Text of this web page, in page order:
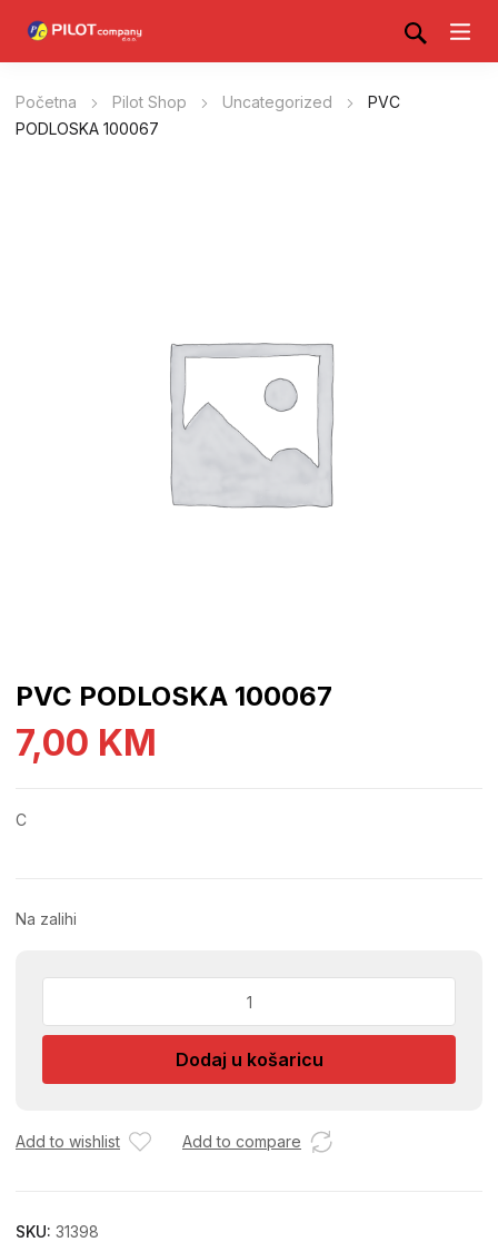
Početna Pilot Shop Uncategorized
PVC
PODLOSKA 100067
PVC PODLOSKA 100067
7,00 KM
C
Na zalihi
100067
Dodaj u košaricu
Add to wishlist Add to compare
SKU: 31398